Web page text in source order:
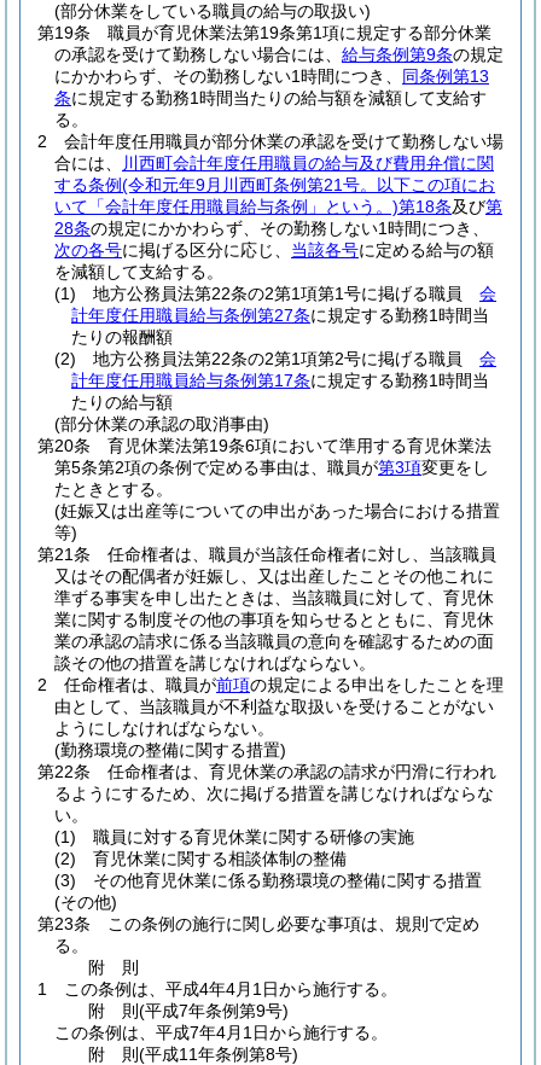
(部分休業をしている職員の給与の取扱い)
第19条
職員が育児休業法第19条第1項に規定する部分休業
の承認を受けて勤務しない場合には、 給与条例第9条の規定
にかかわらず、その勤務しない1時間につき、 同条例第13
条に規定する勤務1時間当たりの給与額を減額して支給す
る。
2
会計年度任用職員が部分休業の承認を受けて勤務しない場
合には、
川西町会計年度任用職員の給与及び費用弁償に関
する条例(令和元年9月川西町条例第21号。以下この項にお
いて「会計年度任用職員給与条例」という。)第18条及び第
28条の規定にかかわらず、その勤務しない1時間につき、
次の各号に掲げる区分に応じ、 当該各号に定める給与の額
を減額して支給する。
(1)
地方公務員法第22条の2第1項第1号に掲げる職員 会
計年度任用職員給与条例第27条に規定する勤務1時間当
たりの報酬額
(2)
地方公務員法第22条の2第1項第2号に掲げる職員 会
計年度任用職員給与条例第17条に規定する勤務1時間当
たりの給与額
(部分休業の承認の取消事由)
第20条
育児休業法第19条6項において準用する育児休業法
第5条第2項の条例で定める事由は、職員が第3項変更をし
たときとする。
(妊娠又は出産等についての申出があった場合における措置
等)
第21条
任命権者は、職員が当該任命権者に対し、当該職員
又はその配偶者が妊娠し、又は出産したことその他これに
準ずる事実を申し出たときは、当該職員に対して、育児休
業に関する制度その他の事項を知らせるとともに、育児休
業の承認の請求に係る当該職員の意向を確認するための面
談その他の措置を講じなければならない。
2
任命権者は、職員が前項の規定による申出をしたことを理
由として、当該職員が不利益な取扱いを受けることがない
ようにしなければならない。
(勤務環境の整備に関する措置)
第22条
任命権者は、育児休業の承認の請求が円滑に行われ
るようにするため、次に掲げる措置を講じなければならな
い。
(1)
職員に対する育児休業に関する研修の実施
(2)
育児休業に関する相談体制の整備
(3)
その他育児休業に係る勤務環境の整備に関する措置
(その他)
第23条
この条例の施行に関し必要な事項は、規則で定め
る。
附 則
1
この条例は、平成4年4月1日から施行する。
附 則(平成7年条例第9号)
この条例は、平成7年4月1日から施行する。
附 則(平成11年条例第8号)